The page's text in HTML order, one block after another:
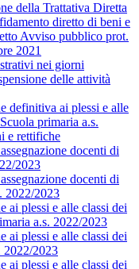
della Trattativa Diretta
diretto di beni e
Avviso pubblico prot.
2021
nei giorni
delle attività
definitiva ai plessi e alle
primaria a.s.
e rettifiche
docenti di
2023
docenti di
2022/2023
ai plessi e alle classi dei
a.s. 2022/2023
ai plessi e alle classi dei
2022/2023
ai plessi e alle classi dei